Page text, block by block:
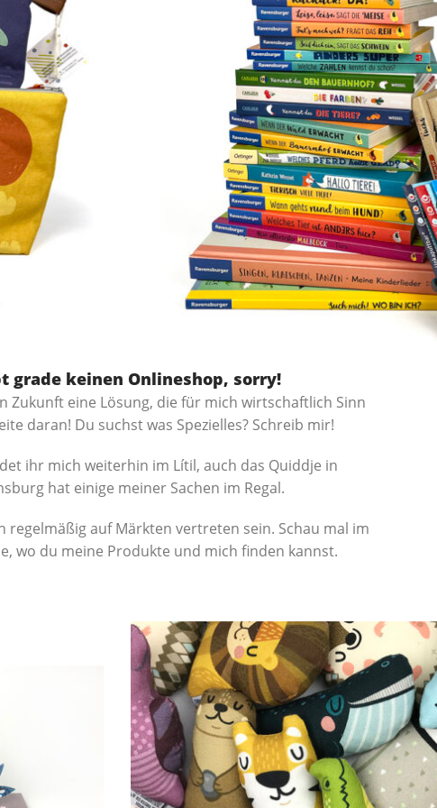
grade keinen Onlineshop, sorry!
Zukunft eine Lösung, die für mich wirtschaftlich Sinn
daran! Du suchst was Spezielles? Schreib mir!
ihr mich weiterhin im Lítil, auch das Quiddje in
hat einige meiner Sachen im Regal.
regelmäßig auf Märkten vertreten sein. Schau mal im
wo du meine Produkte und mich finden kannst.